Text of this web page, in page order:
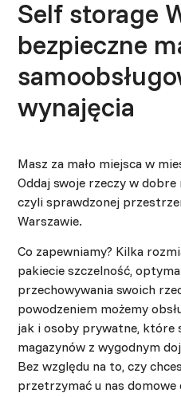
Self storage
bezpieczne
wynajęcia
Masz za mało miejsca w
Oddaj swoje rzeczy w
czyli sprawdzonej
Warszawie.
Co zapewniamy? Kilka
pakiecie szczelność,
przechowywania swoich
powodzeniem możemy
jak i osoby prywatne, które
magazynów z wygodnym
Bez względu na to, czy
przetrzymać u nas